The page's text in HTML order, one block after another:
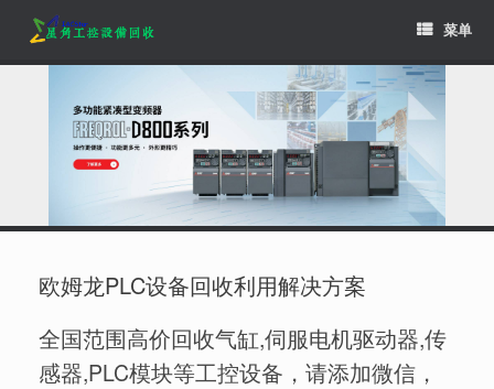
content
菜单
欧姆龙PLC设备回收利用解决方案
全国范围高价回收气缸,伺服电机驱动器,传
感器,PLC模块等工控设备，请添加微信，